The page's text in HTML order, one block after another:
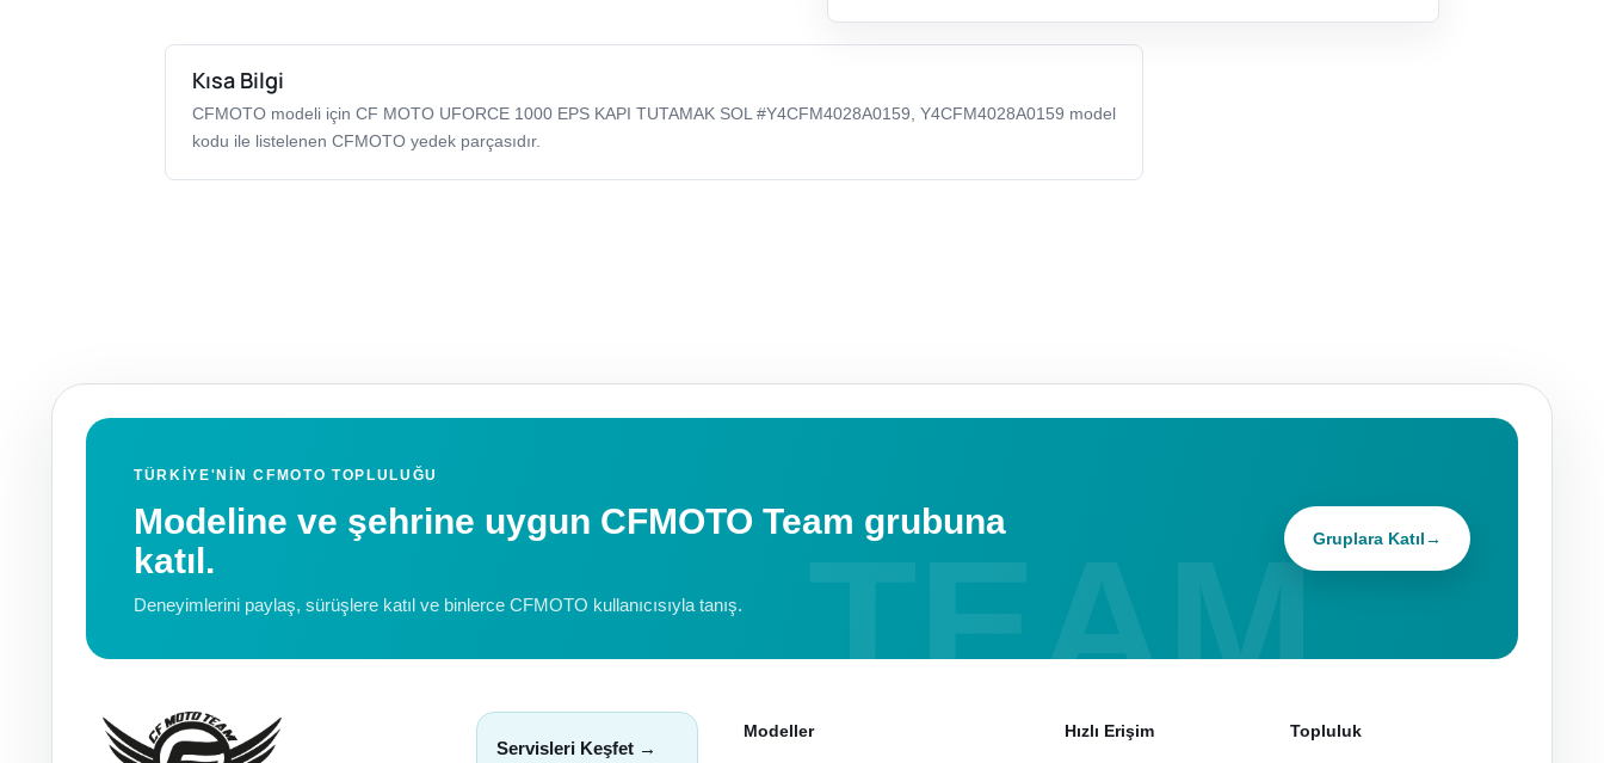
Kısa Bilgi
CFMOTO modeli için CF MOTO UFORCE 1000 EPS KAPI TUTAMAK SOL #Y4CFM4028A0159, Y4CFM4028A0159 model
kodu ile listelenen CFMOTO yedek parçasıdır.
TÜRKIYE'NIN CFMOTO TOPLULUĞU
Modeline ve şehrine uygun CFMOTO Team grubuna
katıl.
Deneyimlerini paylaş, sürüşlere katıl ve binlerce CFMOTO kullanıcısıyla tanış.
Gruplara Katıl→
Servisleri Keşfet →
Modeller Hızlı Erişim Topluluk